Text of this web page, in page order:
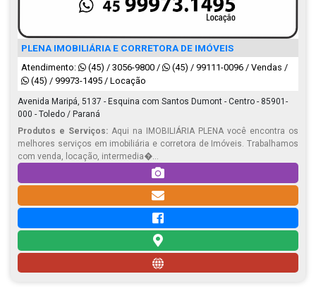
PLENA IMOBILIÁRIA E CORRETORA DE IMÓVEIS
Atendimento: (45) / 3056-9800 / (45) / 99111-0096 / Vendas /
(45) / 99973-1495 / Locação
Avenida Maripá, 5137 - Esquina com Santos Dumont - Centro - 85901-
000 - Toledo / Paraná
Produtos e Serviços: Aqui na IMOBILIÁRIA PLENA você encontra os
melhores serviços em imobiliária e corretora de Imóveis. Trabalhamos
com venda, locação, intermedia�...